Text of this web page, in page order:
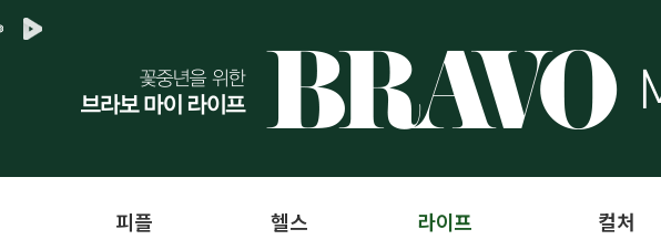
피플 헬스 라이프 컬처